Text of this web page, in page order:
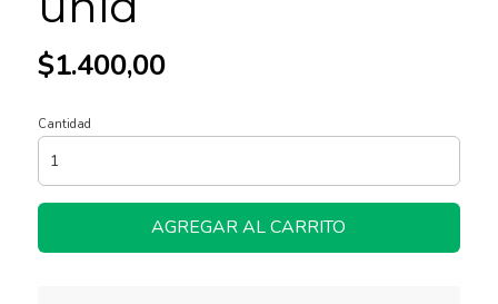
$1.400,00
Cantidad
AGREGAR AL CARRITO